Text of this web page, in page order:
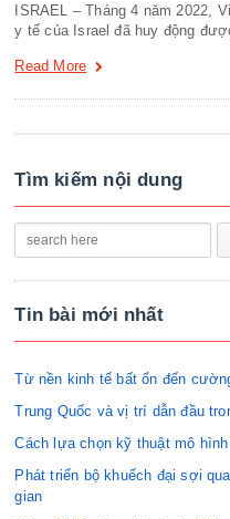
ISRAEL – Tháng 4 năm 2022,
y tế của Israel đã huy động
Read More
Tìm kiếm nội dung
Tin bài mới nhất
Từ nền kinh tế bất ổn đến
Trung Quốc và vị trí dẫn đầu
Cách lựa chọn kỹ thuật mô
Phát triển bộ khuếch đại sợi
gian